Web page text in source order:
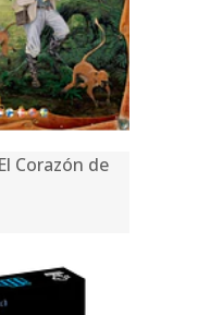
Corazón de